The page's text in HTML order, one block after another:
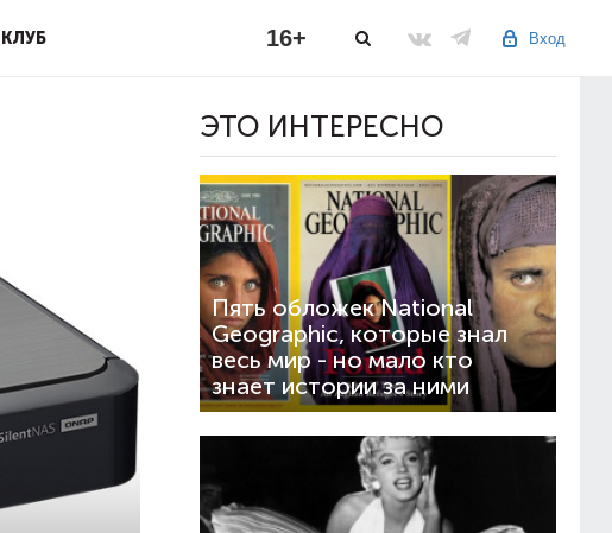
КЛУБ Вход
16+
ЭТО ИНТЕРЕСНО
Пять обложек National
Geographic, которые знал
весь мир - но мало кто
знает истории за ними